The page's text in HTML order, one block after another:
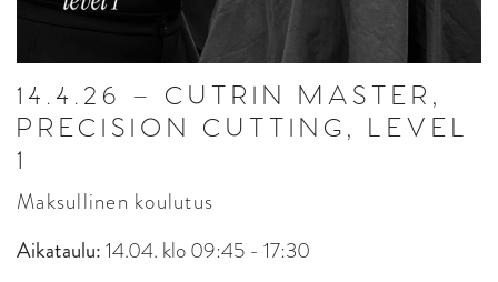
14.4.26 – CUTRIN MASTER,
PRECISION CUTTING, LEVEL
1
Maksullinen koulutus
Aikataulu:14.04. klo 09:45 - 17:30